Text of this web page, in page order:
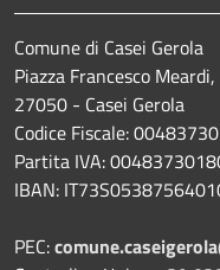
Comune di Casei Gerola
Piazza Francesco
27050 - Casei Gerola
Codice Fiscale:
Partita IVA:
IBAN:
PEC: